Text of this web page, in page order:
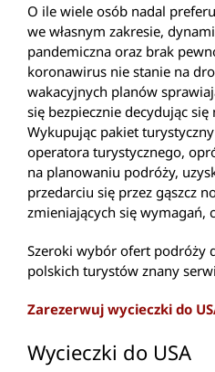
O ile wiele osób nadal
we własnym zakresie,
pandemiczna oraz brak
koronawirus nie stanie na
wakacyjnych planów
się bezpiecznie decydując
Wykupując pakiet
operatora turystycznego,
na planowaniu podróży,
przedarciu się przez gąszcz
zmieniających się wymagań,
Szeroki wybór ofert podróży
polskich turystów znany
Zarezerwuj wycieczki do
Wycieczki do USA